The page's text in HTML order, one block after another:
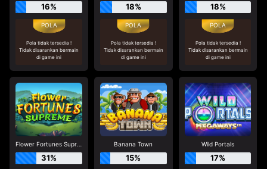
16%
Pola tidak tersedia !
Tidak disarankan bermain
di game ini
18%
Pola tidak tersedia !
Tidak disarankan bermain
di game ini
18%
Pola tidak tersedia !
Tidak disarankan bermain
di game ini
Flower Fortunes Supreme
31%
Banana Town
15%
Wild Portals
17%